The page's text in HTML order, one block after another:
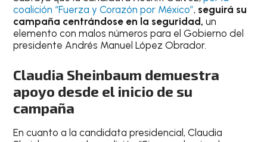
coalición “Fuerza y Corazón por México”, seguirá su
campaña centrándose en la seguridad, un
elemento con malos números para el Gobierno del
presidente Andrés Manuel López Obrador.
Claudia Sheinbaum demuestra
apoyo desde el inicio de su
campaña
En cuanto a la candidata presidencial, Claudia